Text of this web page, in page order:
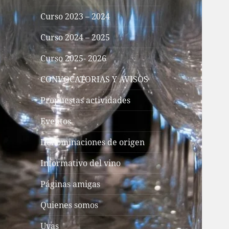
Curso 2023 – 2024
Curso 2024 – 2025
Curso 2025- 2026
CONVOCATORIAS Y AVISOS
Propuestas actividades
Eventos
Denominaciones de origen
Informativo del vino
Páginas amigas
Quienes somos
Uvas